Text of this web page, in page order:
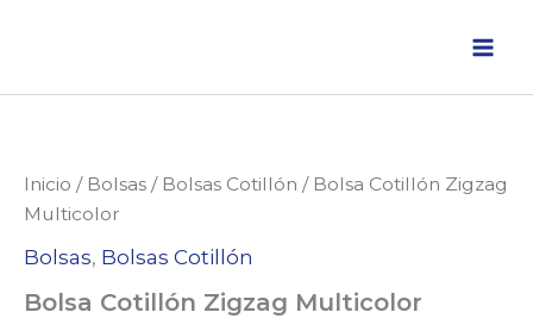
Inicio / Bolsas / Bolsas Cotillón / Bolsa Cotillón Zigzag
Multicolor
Bolsas, Bolsas Cotillón
Bolsa Cotillón Zigzag Multicolor